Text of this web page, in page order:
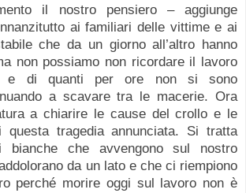
il nostro pensiero – aggiunge
ai familiari delle vittime e ai
che da un giorno all’altro hanno
non possiamo non ricordare il lavoro
e di quanti per ore non si sono
a scavare tra le macerie. Ora
a chiarire le cause del crollo e le
questa tragedia annunciata. Si tratta
bianche che avvengono sul nostro
da un lato e che ci riempiono
perché morire oggi sul lavoro non è